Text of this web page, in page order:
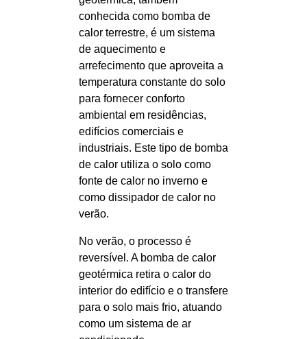
conhecida como bomba de
calor terrestre, é um sistema
de aquecimento e
arrefecimento que aproveita a
temperatura constante do solo
para fornecer conforto
ambiental em residências,
edifícios comerciais e
industriais. Este tipo de bomba
de calor utiliza o solo como
fonte de calor no inverno e
como dissipador de calor no
verão.
No verão, o processo é
reversível. A bomba de calor
geotérmica retira o calor do
interior do edifício e o transfere
para o solo mais frio, atuando
como um sistema de ar